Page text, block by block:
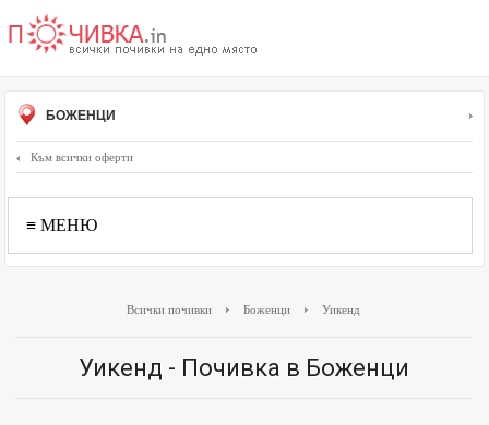
БОЖЕНЦИ
Към всички оферти
≡ МЕНЮ
Всички почивки Боженци Уикенд
Уикенд - Почивка в Боженци